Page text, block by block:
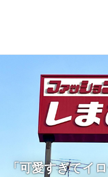
「可愛すぎてイ